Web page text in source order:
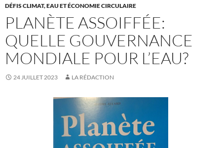
DÉFIS CLIMAT, EAU ET ÉCONOMIE CIRCULAIRE
PLANÈTE ASSOIFFÉE:
QUELLE GOUVERNANCE
MONDIALE POUR L’EAU?
24 JUILLET 2023 LA RÉDACTION